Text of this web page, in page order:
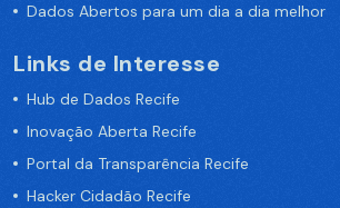
Dados Abertos para um dia a dia melhor
Links de Interesse
Hub de Dados Recife
Inovação Aberta Recife
Portal da Transparência Recife
Hacker Cidadão Recife